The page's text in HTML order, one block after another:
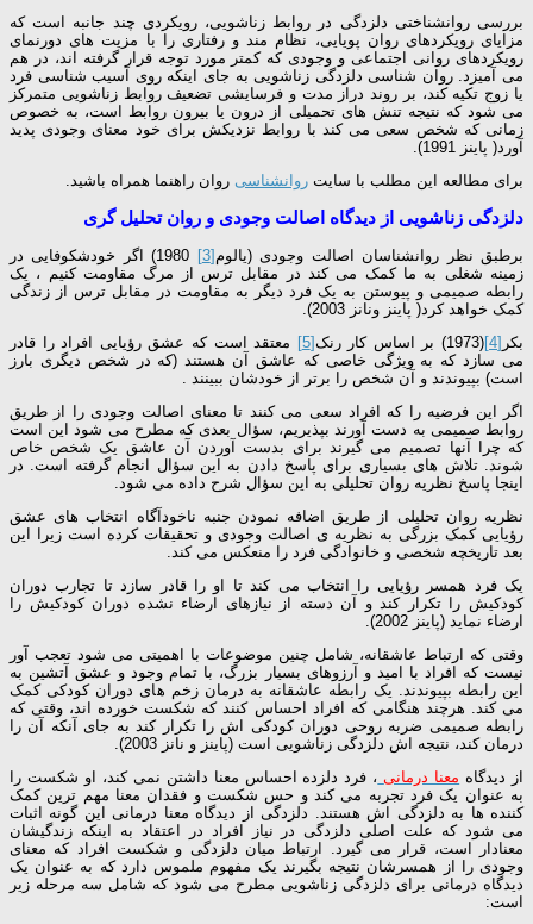
بررسی روانشناختی دلزدگی در روابط زناشویی، رویکردی چند جانبه است که
مزایای رویکردهای روان پویایی، نظام مند و رفتاری را با مزیت های دورنمای
رویکردهای روانی اجتماعی و وجودی که کمتر مورد توجه قرار گرفته اند، در هم
می آمیزد. روان شناسی دلزدگی زناشویی به جای اینکه روی آسیب شناسی فرد
یا زوج تکیه کند، بر روند دراز مدت و فرسایشی تضعیف روابط زناشویی متمرکز
می شود که نتیجه تنش های تحمیلی از درون یا بیرون روابط است، به خصوص
زمانی که شخص سعی می کند با روابط نزدیکش برای خود معنای وجودی پدید
آورد( پاینز 1991).
برای مطالعه این مطلب با سایت روانشناسی روان راهنما همراه باشید.
دلزدگی زناشویی از دیدگاه اصالت وجودی و روان تحلیل گری
برطبق نظر روانشناسان اصالت وجودی (یالوم [3]
1980) اگر خودشکوفایی در
زمینه شغلی به ما کمک می کند در مقابل ترس از مرگ مقاومت کنیم ، یک
رابطه صمیمی و پیوستن به یک فرد دیگر به مقاومت در مقابل ترس از زندگی
کمک خواهد کرد( پاینز ونانز 2003).
بکر [4] (1973) بر اساس کار رنک [5]
معتقد است که عشق رؤیایی افراد را قادر
می سازد که به ویژگی خاصی که عاشق آن هستند (که در شخص دیگری بارز
است) بپیوندند و آن شخص را برتر از خودشان ببینند .
اگر این فرضیه را که افراد سعی می کنند تا معنای اصالت وجودی را از طریق
روابط صمیمی به دست آورند بپذیریم، سؤال بعدی که مطرح می شود این است
که چرا آنها تصمیم می گیرند برای بدست آوردن آن عاشق یک شخص خاص
شوند. تلاش های بسیاری برای پاسخ دادن به این سؤال انجام گرفته است. در
اینجا پاسخ نظریه روان تحلیلی به این سؤال شرح داده می شود.
نظریه روان تحلیلی از طریق اضافه نمودن جنبه ناخودآگاه انتخاب های عشق
رؤیایی کمک بزرگی به نظریه ی اصالت وجودی و تحقیقات کرده است زیرا این
بعد تاریخچه شخصی و خانوادگی فرد را منعکس می کند.
یک فرد همسر رؤیایی را انتخاب می کند تا او را قادر سازد تا تجارب دوران
کودکیش را تکرار کند و آن دسته از نیازهای ارضاء نشده دوران کودکیش را
ارضاء نماید (پاینز 2002).
وقتی که ارتباط عاشقانه، شامل چنین موضوعات با اهمیتی می شود تعجب آور
نیست که افراد با امید و آرزوهای بسیار بزرگ، با تمام وجود و عشق آتشین به
این رابطه بپیوندند. یک رابطه عاشقانه به درمان زخم های دوران کودکی کمک
می کند. هرچند هنگامی که افراد احساس کنند که شکست خورده اند، وقتی که
رابطه صمیمی ضربه روحی دوران کودکی اش را تکرار کند به جای آنکه آن را
درمان کند، نتیجه اش دلزدگی زناشویی است (پاینز و نانز 2003).
از دیدگاه معنا درمانی ، فرد دلزده احساس معنا داشتن نمی کند، او شکست را
به عنوان یک فرد تجربه می کند و حس شکست و فقدان معنا مهم ترین کمک
کننده ها به دلزدگی اش هستند. دلزدگی از دیدگاه معنا درمانی این گونه اثبات
می شود که علت اصلی دلزدگی در نیاز افراد در اعتقاد به اینکه زندگیشان
معنادار است، قرار می گیرد. ارتباط میان دلزدگی و شکست افراد که معنای
وجودی را از همسرشان نتیجه بگیرند یک مفهوم ملموس دارد که به عنوان یک
دیدگاه درمانی برای دلزدگی زناشویی مطرح می شود که شامل سه مرحله زیر
است: